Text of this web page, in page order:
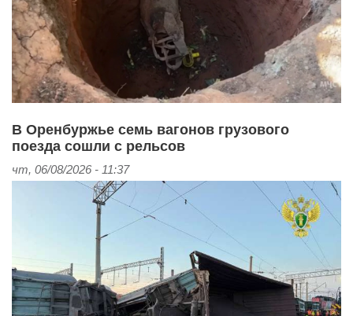
В Оренбуржье семь вагонов грузового
поезда сошли с рельсов
чт, 06/08/2026 - 11:37